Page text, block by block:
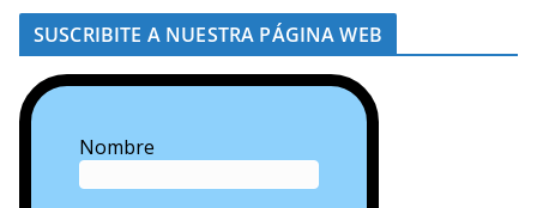
SUSCRIBITE A NUESTRA PÁGINA WEB
Nombre